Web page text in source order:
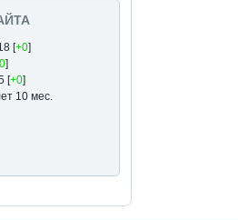
[+0]
]
[+0]
10 мес.